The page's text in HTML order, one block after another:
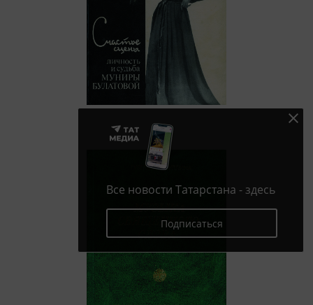
Все новости Татарстана - здесь
Подписаться